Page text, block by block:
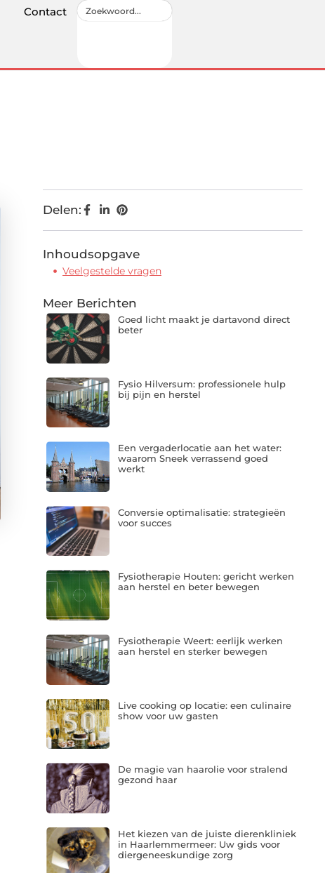
Contact
Delen:
Inhoudsopgave
Veelgestelde vragen
Meer Berichten
Goed licht maakt je dartavond direct
beter
Fysio Hilversum: professionele hulp
bij pijn en herstel
Een vergaderlocatie aan het water:
waarom Sneek verrassend goed
werkt
Conversie optimalisatie: strategieën
voor succes
Fysiotherapie Houten: gericht werken
aan herstel en beter bewegen
Fysiotherapie Weert: eerlijk werken
aan herstel en sterker bewegen
Live cooking op locatie: een culinaire
show voor uw gasten
De magie van haarolie voor stralend
gezond haar
Het kiezen van de juiste dierenkliniek
in Haarlemmermeer: Uw gids voor
diergeneeskundige zorg